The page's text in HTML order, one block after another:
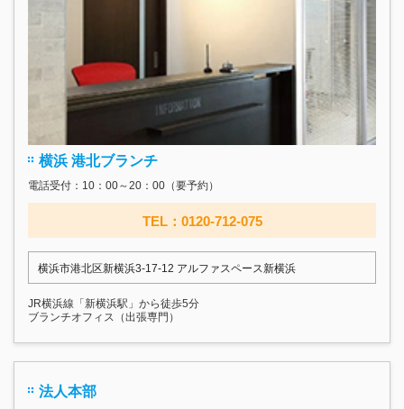
横浜 港北ブランチ
電話受付：10：00～20：00（要予約）
TEL：0120-712-075
横浜市港北区新横浜3-17‐12 アルファスペース新横浜
JR横浜線「新横浜駅」から徒歩5分
ブランチオフィス（出張専門）
法人本部